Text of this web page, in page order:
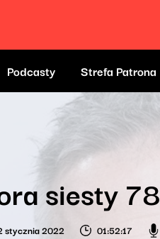
Podcasty Strefa Patrona
siesty 78
stycznia 2022 01:52:17